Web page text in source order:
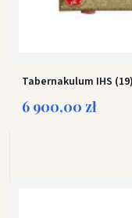
Tabernakulum IHS (19)
6 900,00 zł